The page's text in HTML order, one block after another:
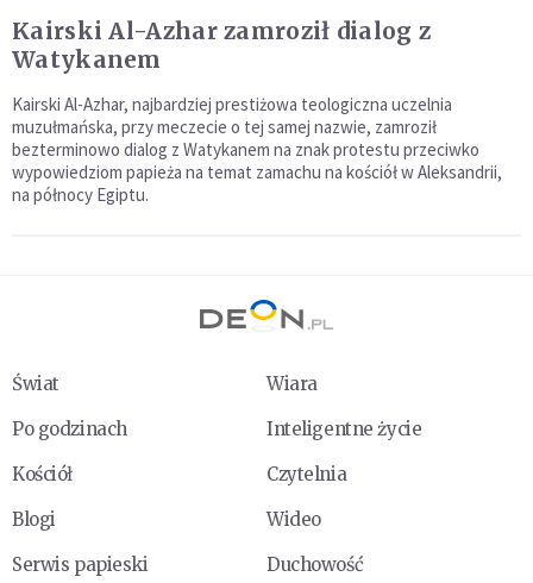
Kairski Al-Azhar zamroził dialog z
Watykanem
Kairski Al-Azhar, najbardziej prestiżowa teologiczna uczelnia
muzułmańska, przy meczecie o tej samej nazwie, zamroził
bezterminowo dialog z Watykanem na znak protestu przeciwko
wypowiedziom papieża na temat zamachu na kościół w Aleksandrii,
na północy Egiptu.
Świat
Wiara
Po godzinach
Inteligentne życie
Kościół
Czytelnia
Blogi
Wideo
Serwis papieski
Duchowość